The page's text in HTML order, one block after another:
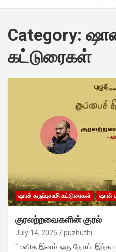
Category:
கட்டுரைகள்
ஷான் கருப்புசாமி கட்டுரைகள் ஷான்
குரலற்றவைகளின் குரல்
July 14, 2025 puzhuthi
“மனித இனம் ஒரு நோய். இந்த